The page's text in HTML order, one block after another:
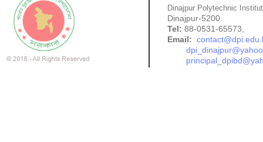
Dinajpur Polytechnic
Dinajpur-5200.
Tel: 88-0531-65573,
Email: